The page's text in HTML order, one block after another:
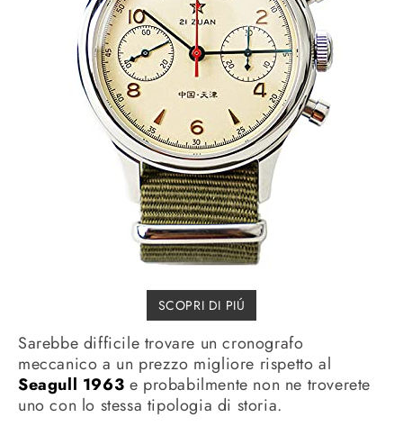
SCOPRI DI PIÚ
Sarebbe difficile trovare un cronografo
meccanico a un prezzo migliore rispetto al
Seagull 1963 e probabilmente non ne troverete
uno con lo stessa tipologia di storia.